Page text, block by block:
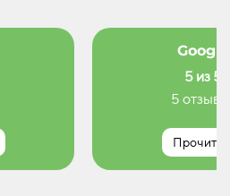
Google
5 из 5
5